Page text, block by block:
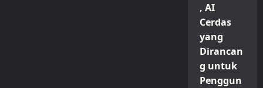
, AI
Cerdas
yang
Dirancan
g untuk
Penggun